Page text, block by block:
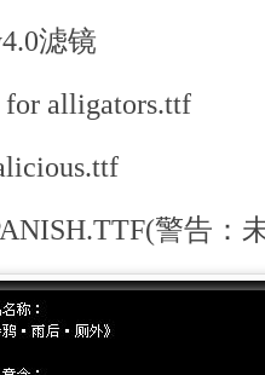
滤镜
alligators.ttf
警告：